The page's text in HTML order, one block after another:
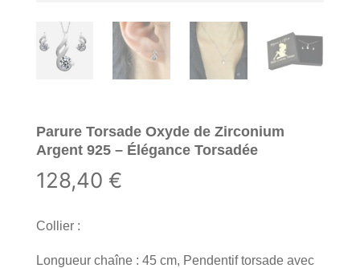
Parure Torsade Oxyde de Zirconium
Argent 925 – Élégance Torsadée
128,40 €
Collier :
Longueur chaîne : 45 cm, Pendentif torsade avec